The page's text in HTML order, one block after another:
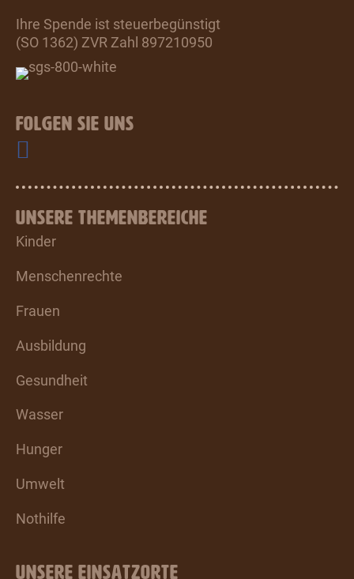
Ihre Spende ist steuerbegünstigt
(SO 1362) ZVR Zahl 897210950
FOLGEN SIE UNS
UNSERE THEMENBEREICHE
Kinder
Menschenrechte
Frauen
Ausbildung
Gesundheit
Wasser
Hunger
Umwelt
Nothilfe
UNSERE EINSATZORTE